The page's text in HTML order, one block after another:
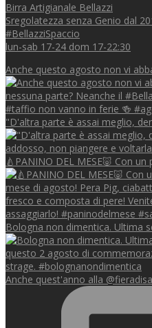
Birra Artigianale Bellazzi
Sregolatezza senza Genio dal
#BellazziSpaccio
lun-sab 17-24 dom 17-22:30
Anche questo agosto non vi
"D'altra parte è assai meglio,
🍐PANINO DEL MESE🐷 Con
Bologna non dimentica. Ultima
Anche quest'anno alla